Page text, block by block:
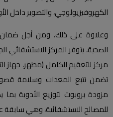
الكهروفيزيولوجي، والتصوير داخل
وعلاوة على ذلك، ومن أجل
الصحية، يتوفر المركز
مركز للتعقيم الكامل (مطهر، جهاز
تضمن تتبع المعدات وسلامة
مزودة بروبوت لتوزيع الأدوية بما
للمصالح الاستشفائية، وهي